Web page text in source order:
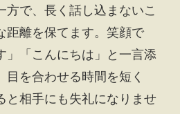
方で、長く話し込まないこ
距離を保てます。笑顔で
」「こんにちは」と一言添
目を合わせる時間を短く
と相手にも失礼になりませ